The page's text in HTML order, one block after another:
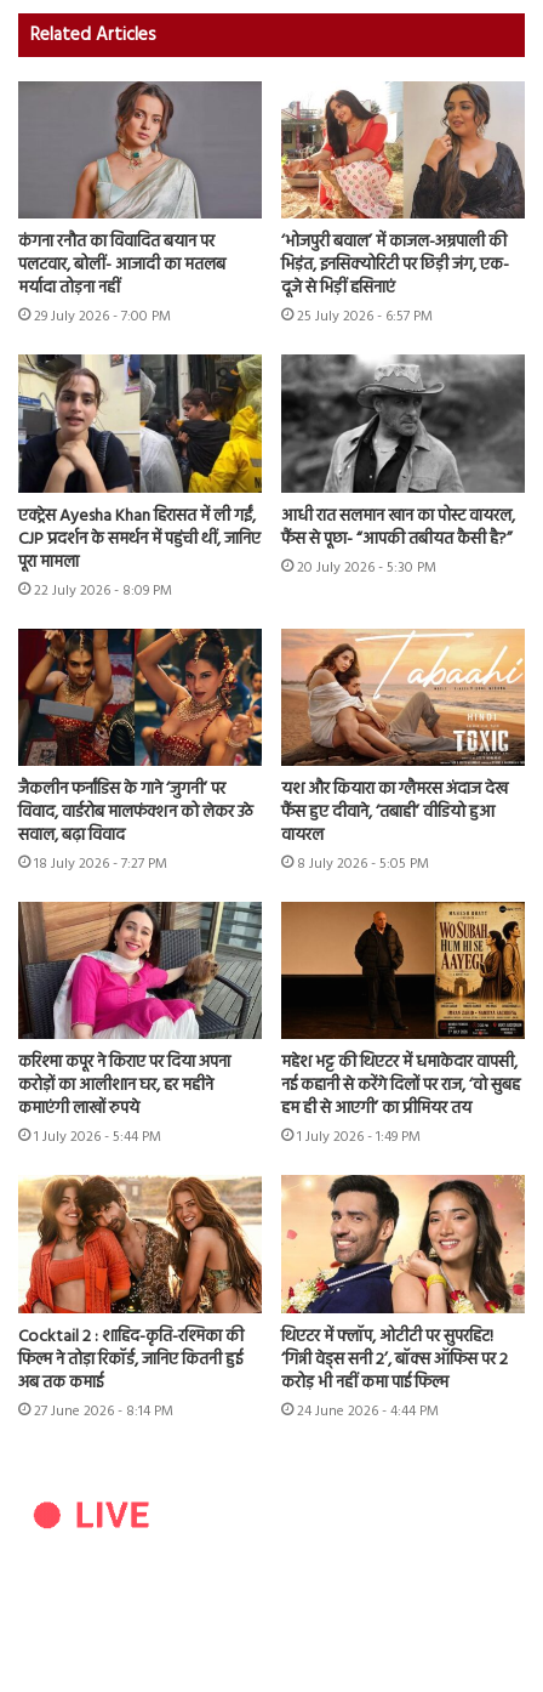
Related Articles
कंगना रनौत का विवादित बयान पर
पलटवार, बोलीं- आजादी का मतलब
मर्यादा तोड़ना नहीं
29 July 2026 - 7:00 PM
‘भोजपुरी बवाल’ में काजल-अम्रपाली की
भिड़ंत, इनसिक्योरिटी पर छिड़ी जंग, एक-
दूजे से भिड़ीं हसिनाएं
25 July 2026 - 6:57 PM
एक्ट्रेस Ayesha Khan हिरासत में ली गईं,
CJP प्रदर्शन के समर्थन में पहुंची थीं, जानिए
पूरा मामला
22 July 2026 - 8:09 PM
आधी रात सलमान खान का पोस्ट वायरल,
फैंस से पूछा- “आपकी तबीयत कैसी है?”
20 July 2026 - 5:30 PM
जैकलीन फर्नांडिस के गाने ‘जुगनी’ पर
विवाद, वार्डरोब मालफंक्शन को लेकर उठे
सवाल, बढ़ा विवाद
18 July 2026 - 7:27 PM
यश और कियारा का ग्लैमरस अंदाज देख
फैंस हुए दीवाने, ‘तबाही’ वीडियो हुआ
वायरल
8 July 2026 - 5:05 PM
करिश्मा कपूर ने किराए पर दिया अपना
करोड़ों का आलीशान घर, हर महीने
कमाएंगी लाखों रुपये
1 July 2026 - 5:44 PM
महेश भट्ट की थिएटर में धमाकेदार वापसी,
नई कहानी से करेंगे दिलों पर राज, ‘वो सुबह
हम ही से आएगी’ का प्रीमियर तय
1 July 2026 - 1:49 PM
Cocktail 2 : शाहिद-कृति-रश्मिका की
फिल्म ने तोड़ा रिकॉर्ड, जानिए कितनी हुई
अब तक कमाई
27 June 2026 - 8:14 PM
थिएटर में फ्लॉप, ओटीटी पर सुपरहिट!
‘गिन्नी वेड्स सनी 2’, बॉक्स ऑफिस पर 2
करोड़ भी नहीं कमा पाई फिल्म
24 June 2026 - 4:44 PM